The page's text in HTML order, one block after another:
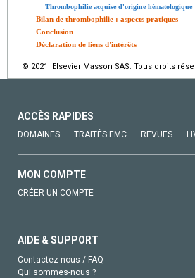
Thrombophilie acquise d'origine hématologique
Bilan de thrombophilie : aspects pratiques
Conclusion
Déclaration de liens d'intérêts
© 2021 Elsevier Masson SAS. Tous droits
ACCÈS RAPIDES
DOMAINES TRAITÉS EMC REVUES
MON COMPTE
CRÉER UN COMPTE
AIDE & SUPPORT
Contactez-nous / FAQ
Qui sommes-nous ?